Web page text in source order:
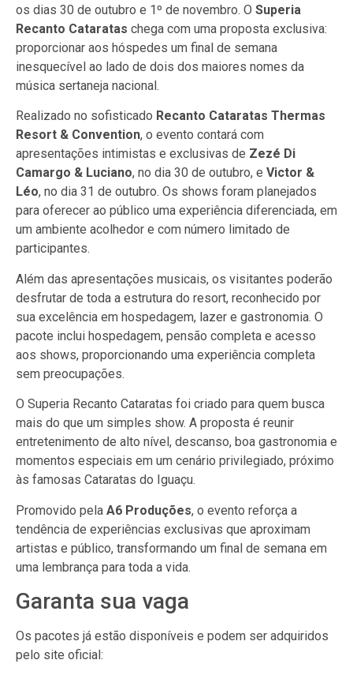
os dias 30 de outubro e 1º de novembro. O Superia
Recanto Cataratas chega com uma proposta exclusiva:
proporcionar aos hóspedes um final de semana
inesquecível ao lado de dois dos maiores nomes da
música sertaneja nacional.
Realizado no sofisticado Recanto Cataratas Thermas
Resort & Convention, o evento contará com
apresentações intimistas e exclusivas de Zezé Di
Camargo & Luciano, no dia 30 de outubro, e Victor &
Léo, no dia 31 de outubro. Os shows foram planejados
para oferecer ao público uma experiência diferenciada, em
um ambiente acolhedor e com número limitado de
participantes.
Além das apresentações musicais, os visitantes poderão
desfrutar de toda a estrutura do resort, reconhecido por
sua excelência em hospedagem, lazer e gastronomia. O
pacote inclui hospedagem, pensão completa e acesso
aos shows, proporcionando uma experiência completa
sem preocupações.
O Superia Recanto Cataratas foi criado para quem busca
mais do que um simples show. A proposta é reunir
entretenimento de alto nível, descanso, boa gastronomia e
momentos especiais em um cenário privilegiado, próximo
às famosas Cataratas do Iguaçu.
Promovido pela A6 Produções, o evento reforça a
tendência de experiências exclusivas que aproximam
artistas e público, transformando um final de semana em
uma lembrança para toda a vida.
Garanta sua vaga
Os pacotes já estão disponíveis e podem ser adquiridos
pelo site oficial: